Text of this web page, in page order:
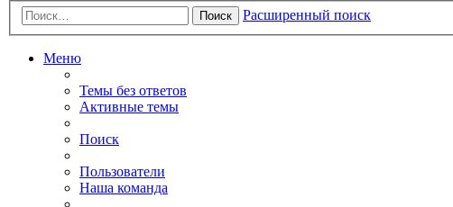
Поиск Расширенный поиск
Меню
Темы без ответов
Активные темы
Поиск
Пользователи
Наша команда